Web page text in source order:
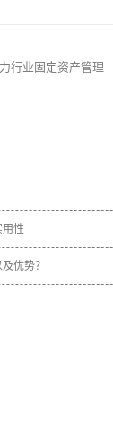
行业固定资产管理
性
优势？